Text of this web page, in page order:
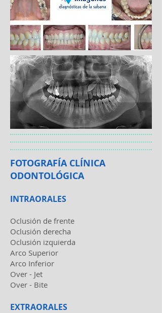
FOTOGRAFÍA CLÍNICA
ODONTOLÓGICA
INTRAORALES
Oclusión de frente
Oclusión derecha
Oclusión izquierda
Arco Superior
Arco Inferior
Over - Jet
Over - Bite
EXTRAORALES